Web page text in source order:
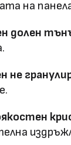
за
горимост
на
долен
не